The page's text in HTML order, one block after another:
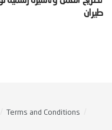
طيران‬
Terms and Conditions